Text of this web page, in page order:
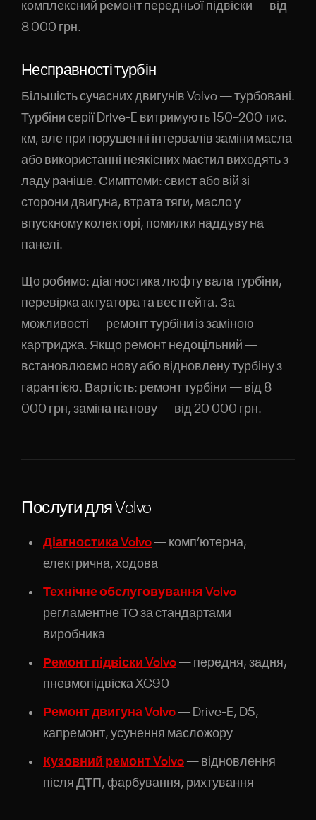
комплексний ремонт передньої підвіски — від
8 000 грн.
Несправності турбін
Більшість сучасних двигунів Volvo — турбовані.
Турбіни серії Drive-E витримують 150–200 тис.
км, але при порушенні інтервалів заміни масла
або використанні неякісних мастил виходять з
ладу раніше. Симптоми: свист або вій зі
сторони двигуна, втрата тяги, масло у
впускному колекторі, помилки наддуву на
панелі.
Що робимо: діагностика люфту вала турбіни,
перевірка актуатора та вестгейта. За
можливості — ремонт турбіни із заміною
картриджа. Якщо ремонт недоцільний —
встановлюємо нову або відновлену турбіну з
гарантією. Вартість: ремонт турбіни — від 8
000 грн, заміна на нову — від 20 000 грн.
Послуги для Volvo
Діагностика Volvo — комп’ютерна,
електрична, ходова
Технічне обслуговування Volvo —
регламентне ТО за стандартами
виробника
Ремонт підвіски Volvo — передня, задня,
пневмопідвіска XC90
Ремонт двигуна Volvo — Drive-E, D5,
капремонт, усунення масложору
Кузовний ремонт Volvo — відновлення
після ДТП, фарбування, рихтування